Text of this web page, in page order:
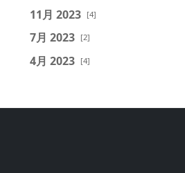
11月 2023 [4]
7月 2023 [2]
4月 2023 [4]